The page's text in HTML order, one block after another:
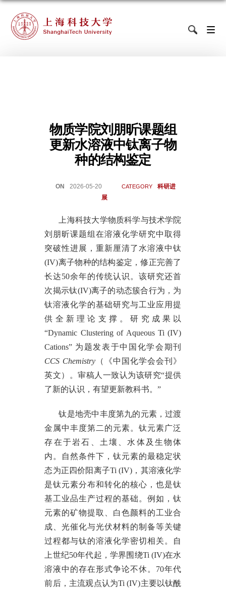
物质学院刘朋昕课题组
更新水溶液中钛离子物
种的结构鉴定
ON 2026-05-20 CATEGORY
科研进
展
上海科技大学物质科学与技术学院
刘朋昕课题组在溶液化学研究中取得
突破性进展，重新厘清了水溶液中钛
(IV)离子物种的结构鉴定，修正完善了
长达50余年的传统认识。该研究还首
次揭示钛(IV)离子的动态簇合行为，为
钛溶液化学的基础研究与工业应用提
供全新理论支撑。研究成果以
“Dynamic Clustering of Aqueous Ti (IV)
Cations” 为题发表于中国化学会期刊
CCS Chemistry（《中国化学会会刊》
英文）。审稿人一致认为该研究“提供
了新的认识，有望更新教科书。”
钛是地壳中丰度第九的元素，过渡
金属中丰度第二的元素。钛元素广泛
存在于岩石、土壤、水体及生物体
内。自然条件下，钛元素的最稳定状
态为正四价阳离子Ti (IV)，其溶液化学
是钛元素分布和转化的核心，也是钛
基工业品生产过程的基础。例如，钛
元素的矿物提取、白色颜料的工业合
成、光催化与光伏材料的制备等关键
过程都与钛的溶液化学密切相关。自
上世纪50年代起，学界围绕Ti (IV)在水
溶液中的存在形式争论不休。70年代
前后，主流观点认为Ti (IV)主要以钛酰